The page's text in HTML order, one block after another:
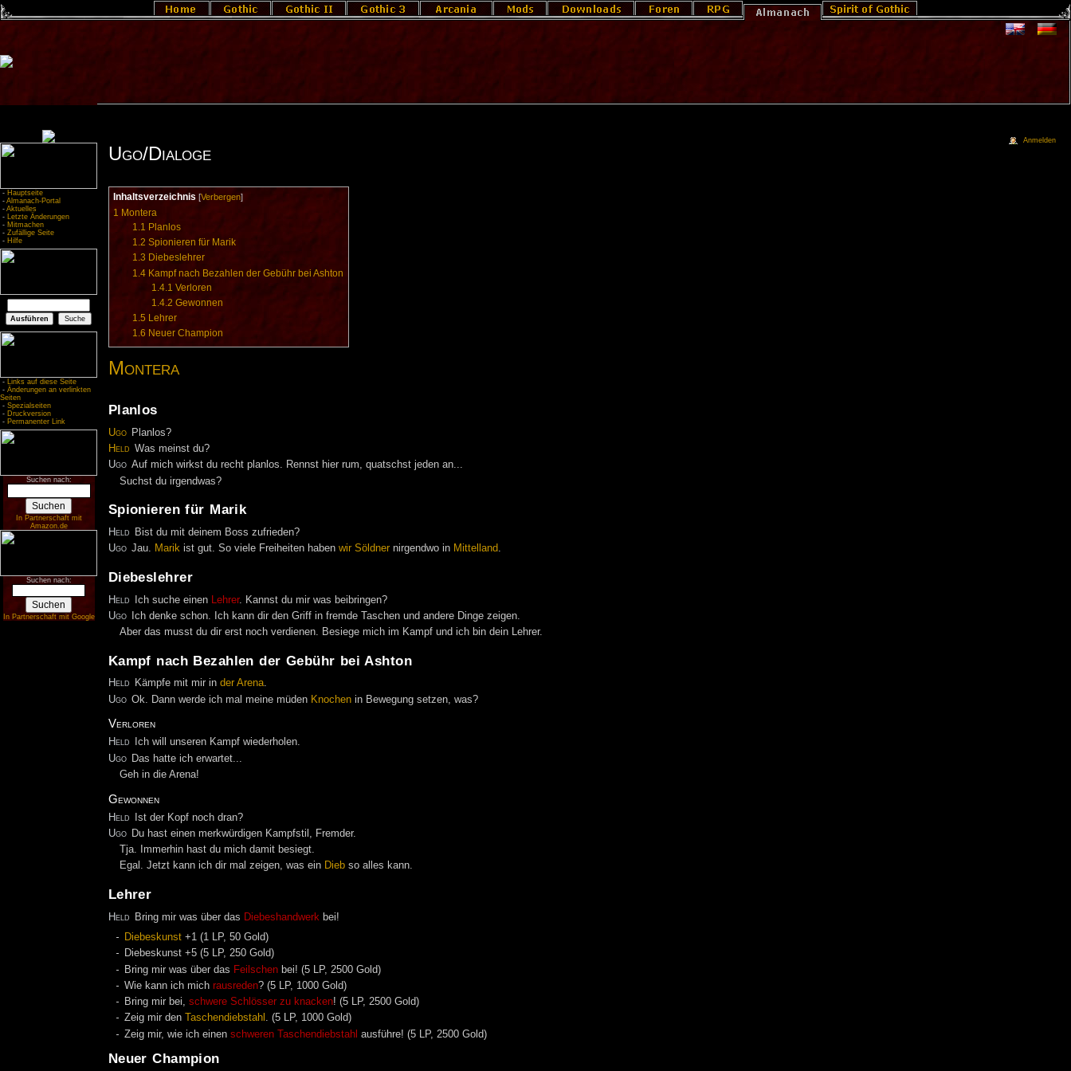
- Hauptseite
- Almanach-Portal
- Aktuelles
- Letzte Änderungen
- Mitmachen
- Zufällige Seite
- Hilfe
- Links auf diese Seite
- Änderungen an verlinkten
Seiten
- Spezialseiten
- Druckversion
- Permanenter Link
Suchen nach:
In Partnerschaft mit
Amazon.de
Suchen nach:
In Partnerschaft mit Google
Ugo/Dialoge
Inhaltsverzeichnis [Verbergen]
1 Montera
1.1 Planlos
1.2 Spionieren für Marik
1.3 Diebeslehrer
1.4 Kampf nach Bezahlen der Gebühr bei Ashton
1.4.1 Verloren
1.4.2 Gewonnen
1.5 Lehrer
1.6 Neuer Champion
Montera
Planlos
Ugo Planlos?
Held Was meinst du?
Ugo Auf mich wirkst du recht planlos. Rennst hier rum, quatschst jeden an...
Suchst du irgendwas?
Spionieren für Marik
Held
Bist du mit deinem Boss zufrieden?
Ugo Jau. Marik ist gut. So viele Freiheiten habenwir Söldner nirgendwo in Mittelland.
Diebeslehrer
Held Ich suche einen Lehrer. Kannst du mir was beibringen?
Ugo
Ich denke schon. Ich kann dir den Griff in fremde Taschen und andere Dinge zeigen.
Aber das musst du dir erst noch verdienen. Besiege mich im Kampf und ich bin dein Lehrer.
Kampf nach Bezahlen der Gebühr bei Ashton
Held Kämpfe mit mir inder Arena.
Ugo Ok. Dann werde ich mal meine müden Knochen in Bewegung setzen, was?
Verloren
Held
Ich will unseren Kampf wiederholen.
Ugo Das hatte ich erwartet...
Geh in die Arena!
Gewonnen
Held
Ist der Kopf noch dran?
Ugo Du hast einen merkwürdigen Kampfstil, Fremder.
Tja. Immerhin hast du mich damit besiegt.
Egal. Jetzt kann ich dir mal zeigen, was ein Diebso alles kann.
Lehrer
Held Bring mir was über das Diebeshandwerk bei!
Diebeskunst +1 (1 LP, 50 Gold)
Diebeskunst +5 (5 LP, 250 Gold)
Bring mir was über das Feilschen bei! (5 LP, 2500 Gold)
Wie kann ich mich rausreden? (5 LP, 1000 Gold)
Bring mir bei, schwere Schlösser zu knacken! (5 LP, 2500 Gold)
Zeig mir den
Taschendiebstahl . (5 LP, 1000 Gold)
Zeig mir, wie ich einen schweren Taschendiebstahl ausführe! (5 LP, 2500 Gold)
Neuer Champion
Anmelden